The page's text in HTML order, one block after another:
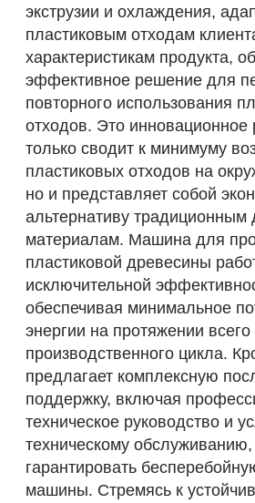
экструзии и охлаждения,
пластиковым отходам
характеристикам продукта,
эффективное решение для
повторного использования
отходов. Это
только сводит к минимуму
пластиковых отходов на
но и представляет собой
альтернативу
материалам. Машина для
пластиковой древесины
исключительной
обеспечивая минимальное
энергии на протяжении всего
производственного цикла.
предлагает комплексную
поддержку, включая
техническое руководство и
техническому
гарантировать
машины. Стремясь к